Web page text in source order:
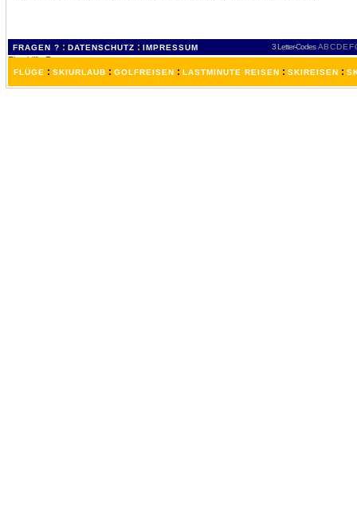
FRAGEN ? : DATENSCHUTZ : IMPRESSUM 3 Letter-Codes ABCDEF
FLÜGE : SKIURLAUB : GOLFREISEN : LASTMINUTE REISEN : SKIREISEN :